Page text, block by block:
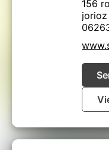
le 1er Juillet 2019.
Toute annulation
début de retraite
remboursement.
En cas
(nombre
problème familial
catastrophe
intégralement
156
jorioz